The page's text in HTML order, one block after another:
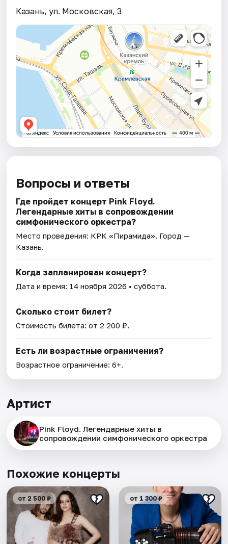
Казань, ул. Московская, 3
Вопросы и ответы
Где пройдет концерт Pink Floyd.
Легендарные хиты в сопровождении
симфонического оркестра?
Место проведения: КРК «Пирамида». Город —
Казань.
Когда запланирован концерт?
Дата и время: 14 ноября 2026 • суббота.
Сколько стоит билет?
Стоимость билета: от 2 200 ₽.
Есть ли возрастные ограничения?
Возрастное ограничение: 6+.
Артист
Pink Floyd. Легендарные хиты в
сопровождении симфонического оркестра
Похожие концерты
от 2 500 ₽ от 1 300 ₽